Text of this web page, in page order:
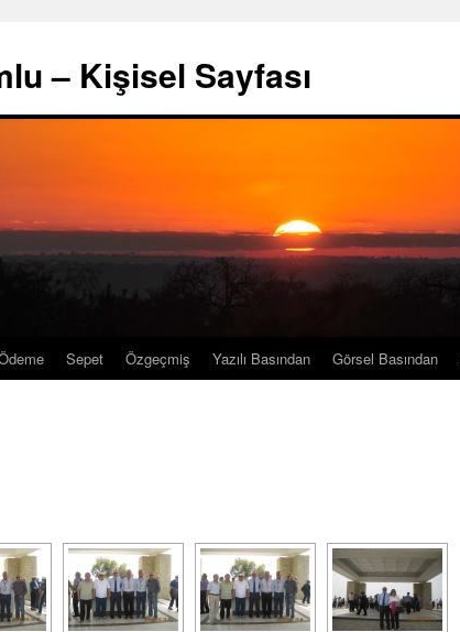
– Kişisel Sayfası
Sepet Özgeçmiş Yazılı Basından Görsel Basından